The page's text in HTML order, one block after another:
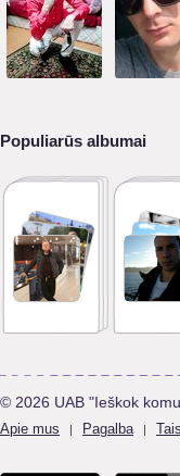
Populiarūs albumai
© 2026 UAB "Ieškok
Apie mus | Pagalba |